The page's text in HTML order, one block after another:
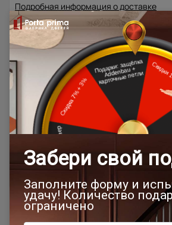
Подробная информация о доставке
Товар относится к
500x1900 Двери модерн
Стильные современные
600x2000 700x1900 700x2000
800х1950
800x2000 600x1950
800x2400 700x2200
Двери межкомнатные 1000х2000
800x2100 900x2300 900x2400
Шампань